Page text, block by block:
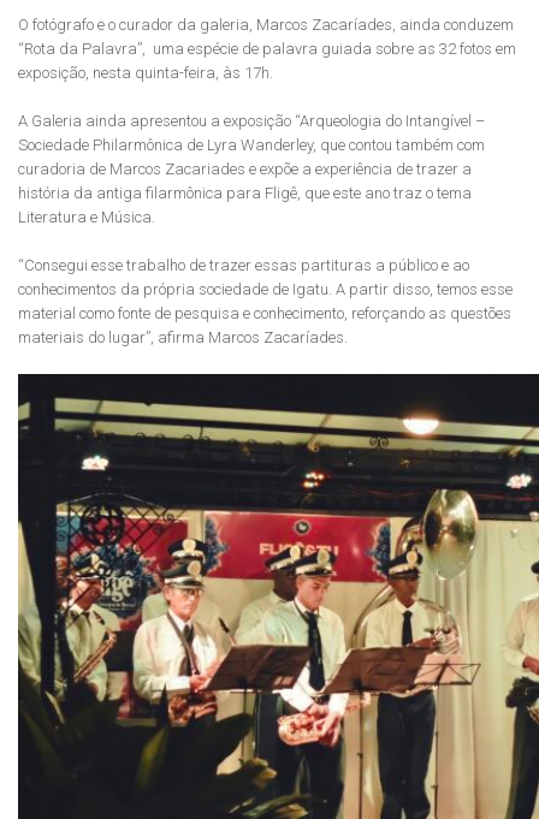
O fotógrafo e o curador da galeria, Marcos Zacaríades, ainda conduzem
“Rota da Palavra”, uma espécie de palavra guiada sobre as 32 fotos em
exposição, nesta quinta-feira, às 17h.
A Galeria ainda apresentou a exposição “Arqueologia do Intangível –
Sociedade Philarmônica de Lyra Wanderley, que contou também com
curadoria de Marcos Zacariades e expõe a experiência de trazer a
história da antiga filarmônica para Fligê, que este ano traz o tema
Literatura e Música.
“Consegui esse trabalho de trazer essas partituras a público e ao
conhecimentos da própria sociedade de Igatu. A partir disso, temos esse
material como fonte de pesquisa e conhecimento, reforçando as questões
materiais do lugar”, afirma Marcos Zacaríades.